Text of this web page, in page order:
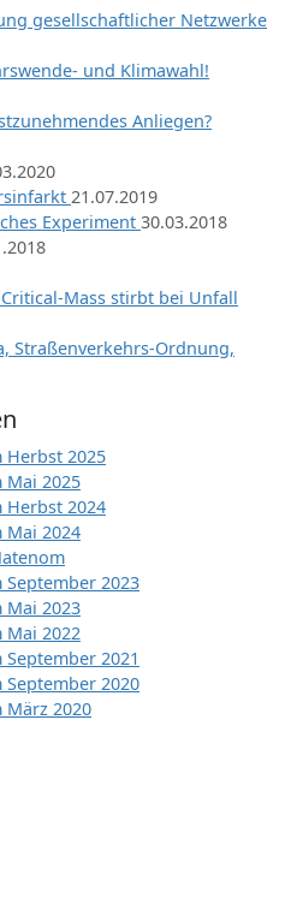
gesellschaftlicher Netzwerke
und Klimawahl!
Anliegen?
21.07.2019
Experiment 30.03.2018
Mass stirbt bei Unfall
Straßenverkehrs-Ordnung,
Herbst 2025
Mai 2025
Herbst 2024
Mai 2024
2023
Mai 2023
Mai 2022
2021
2020
März 2020